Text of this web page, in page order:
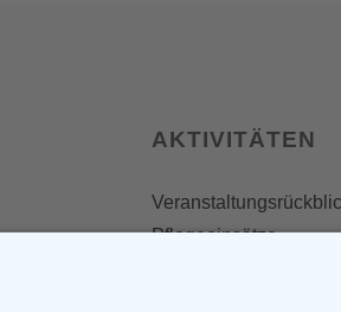
AKTIVITÄTEN
Pflegeeinsätze